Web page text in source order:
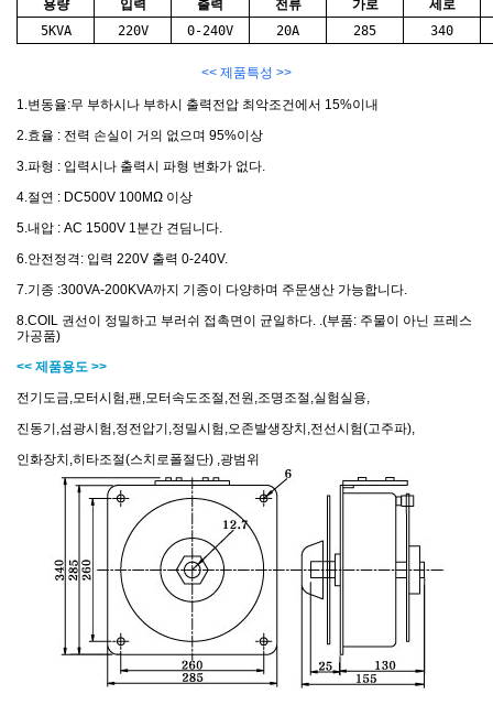
용량 입력 출력 전류 가로
세로
5KVA
220V 0-240V 20A 285 340
<< 제품특성 >>
1.변동율:무 부하시나 부하시 출력전압 최악조건에서 15%이내
2.효율 : 전력 손실이 거의 없으며 95%이상
3.파형 : 입력시나 출력시 파형 변화가 없다.
4.절연 : DC500V 100MΩ 이상
5.내압 : AC 1500V 1분간 견딤니다.
6.안전정격: 입력 220V 출력 0-240V.
7.기종 :300VA-200KVA까지 기종이 다양하며 주문생산 가능합니다.
8.COIL 권선이 정밀하고 부러쉬 접촉면이 균일하다. .(부품: 주물이 아닌 프레스
가공품)
<< 제품용도 >>
전기도금,모터시험,팬,모터속도조절,전원,조명조절,실험실용,
진동기,섬광시험,정전압기,정밀시험,오존발생장치,전선시험(고주파),
인화장치,히타조절(스치로폴절단) ,광범위